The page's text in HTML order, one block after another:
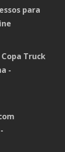
para
Truck
-